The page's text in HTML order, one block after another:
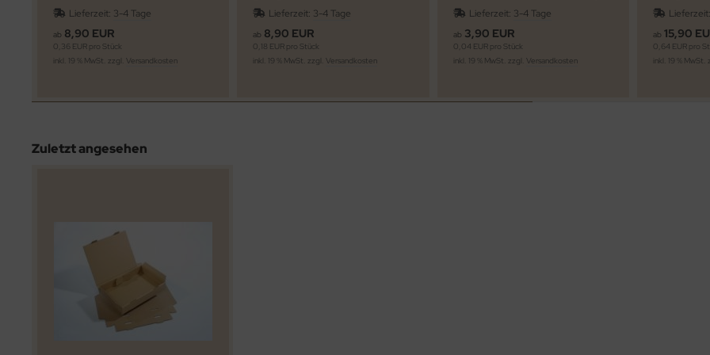
235x175x30mm
Innenmass:230x160x20/23mm
stabil
Lieferzeit: 3-4 Tage
ab 8,90 EUR
0,36 EUR pro Stück
inkl. 19 % MwSt. zzgl. Versandkosten
Lieferzeit: 3-4 Tage
ab 8,90 EUR
0,18 EUR pro Stück
inkl. 19 % MwSt. zzgl.Versandkosten
extra stark
Lieferzeit: 3-4 Tage
ab 3,90 EUR
0,04 EUR pro Stück
inkl. 19 % MwSt. zzgl. Versandkosten
Lieferzeit:
ab 15,90
0,64 EUR pro
inkl. 19 %
Zuletzt angesehen